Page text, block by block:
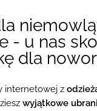
- u nas
dla
internetowej z
wyjątkowe